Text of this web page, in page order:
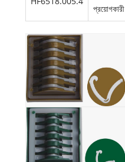
প্রয়োগকারী